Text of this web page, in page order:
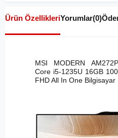
Ürün ÖzellikleriYorumlar(0)
MSI MODERN
Core i5-1235U 16GB
FHD All In One Bilgisayar